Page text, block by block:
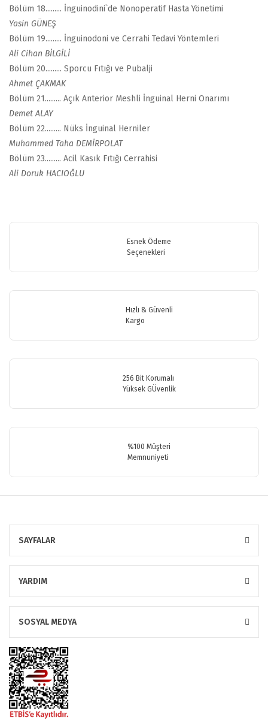
Bölüm 18......... İnguinodini`de Nonoperatif Hasta Yönetimi
Yasin GÜNEŞ
Bölüm 19......... İnguinodoni ve Cerrahi Tedavi Yöntemleri
Ali Cihan BİLGİLİ
Bölüm 20......... Sporcu Fıtığı ve Pubalji
Ahmet ÇAKMAK
Bölüm 21......... Açık Anterior Meshli İnguinal Herni Onarımı
Demet ALAY
Bölüm 22......... Nüks İnguinal Herniler
Muhammed Taha DEMİRPOLAT
Bölüm 23......... Acil Kasık Fıtığı Cerrahisi
Ali Doruk HACIOĞLU
Bu ürüne ilk yorumu siz yapın!
Görüş ve önerileriniz için teşekkür ederiz.
Ürün resmi kalitesiz, bozuk veya görüntülenemiyor.
Ürün fiyatı diğer sitelerden daha pahalı.
Esnek Ödeme
Seçenekleri
Hızlı & Güvenli
Kargo
256 Bit Korumalı
Yüksek GÜvenlik
%100 Müşteri
Memnuniyeti
SAYFALAR
YARDIM
SOSYAL MEDYA